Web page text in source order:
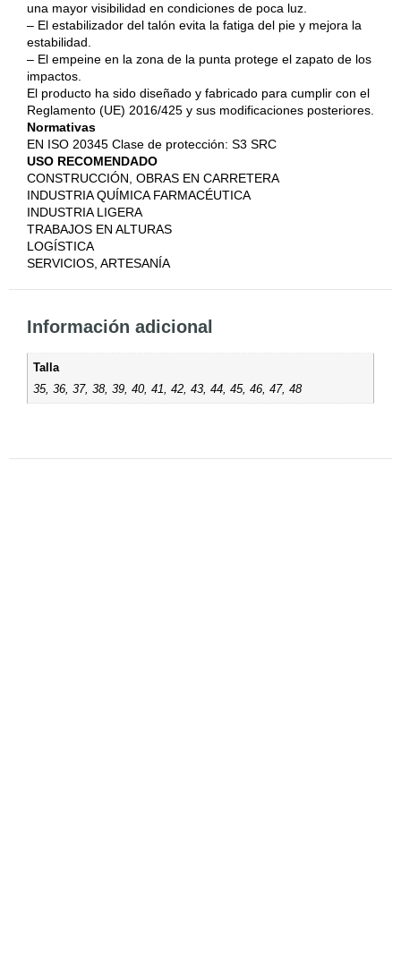
una mayor visibilidad en condiciones de poca luz.
– El estabilizador del talón evita la fatiga del pie y mejora la
estabilidad.
– El empeine en la zona de la punta protege el zapato de los
impactos.
El producto ha sido diseñado y fabricado para cumplir con el
Reglamento (UE) 2016/425 y sus modificaciones posteriores.
Normativas
EN ISO 20345 Clase de protección: S3 SRC
USO RECOMENDADO
CONSTRUCCIÓN, OBRAS EN CARRETERA
INDUSTRIA QUÍMICA FARMACÉUTICA
INDUSTRIA LIGERA
TRABAJOS EN ALTURAS
LOGÍSTICA
SERVICIOS, ARTESANÍA
Información adicional
Talla
35, 36, 37, 38, 39, 40, 41, 42, 43, 44, 45, 46, 47, 48